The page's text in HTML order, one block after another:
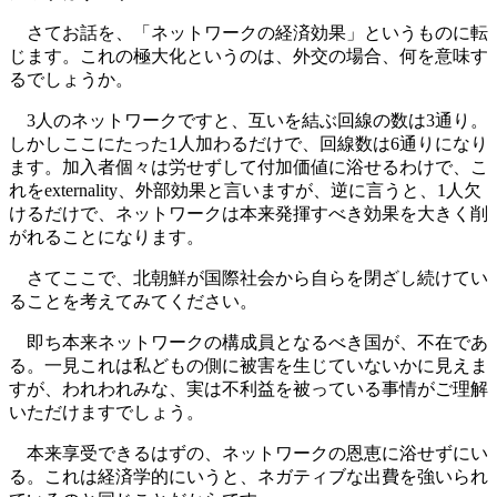
さてお話を、「ネットワークの経済効果」というものに転
じます。これの極大化というのは、外交の場合、何を意味す
るでしょうか。
3人のネットワークですと、互いを結ぶ回線の数は3通り。
しかしここにたった1人加わるだけで、回線数は6通りになり
ます。加入者個々は労せずして付加価値に浴せるわけで、こ
れをexternality、外部効果と言いますが、逆に言うと、1人欠
けるだけで、ネットワークは本来発揮すべき効果を大きく削
がれることになります。
さてここで、北朝鮮が国際社会から自らを閉ざし続けてい
ることを考えてみてください。
即ち本来ネットワークの構成員となるべき国が、不在であ
る。一見これは私どもの側に被害を生じていないかに見えま
すが、われわれみな、実は不利益を被っている事情がご理解
いただけますでしょう。
本来享受できるはずの、ネットワークの恩恵に浴せずにい
る。これは経済学的にいうと、ネガティブな出費を強いられ